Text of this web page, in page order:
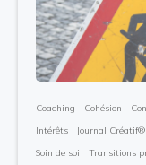
Coaching Cohésion
Intérêts
Journal Créatif®
Soin de soi
Transitions